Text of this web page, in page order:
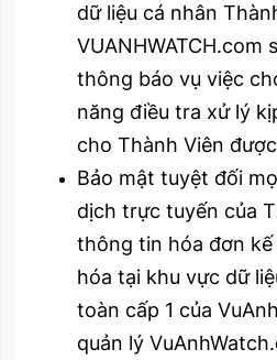
dữ liệu cá nhân
VUANHWATCH.com
thông báo vụ việc
năng điều tra xử lý
cho Thành Viên
Bảo mật tuyệt đối
dịch trực tuyến của
thông tin hóa đơn
hóa tại khu vực dữ
toàn cấp 1 của
quản lý